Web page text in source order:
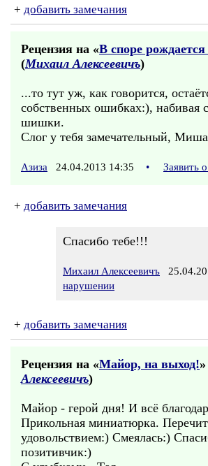
+ добавить замечания
Рецензия на «В споре рождается
(Михаил Алексеевичъ)
...то тут уж, как говорится,
собственных ошибках:), набивая
шишки.
Слог у тебя замечательный,
Азиза 24.04.2013 14:35 • Заявить
+ добавить замечания
Cпасибо тебе!!!
Михаил Алексеевичъ
нарушении
+ добавить замечания
Рецензия на «Майор, на выход!
Алексеевичъ)
Майор - герой дня! И всё
Прикольная миниатюрка.
удовольствием:) Смеялась:)
позитивчик:)